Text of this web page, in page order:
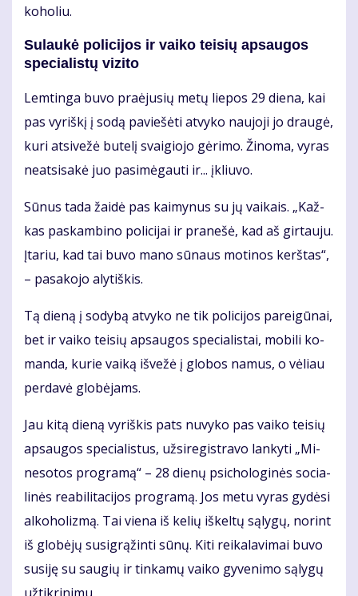
ko­ho­liu.
Su­lau­kė po­li­ci­jos ir vai­ko tei­sių ap­sau­gos
spe­cia­lis­tų vi­zi­to
Lem­tin­ga bu­vo pra­ėju­sių me­tų lie­pos 29 die­na, kai
pas vy­riš­kį į so­dą pa­vie­šė­ti at­vy­ko nau­jo­ji jo drau­gė,
ku­ri at­si­ve­žė bu­te­lį svai­gio­jo gė­ri­mo. Ži­no­ma, vy­ras
ne­at­si­sa­kė juo pa­si­mė­gau­ti ir... įkliu­vo.
Sū­nus ta­da žai­dė pas kai­my­nus su jų vai­kais. „Kaž­
kas pa­skam­bi­no po­li­ci­jai ir pra­ne­šė, kad aš gir­tau­ju.
Įta­riu, kad tai bu­vo ma­no sū­naus mo­ti­nos kerš­tas“,
– pa­sa­ko­jo aly­tiš­kis.
Tą die­ną į so­dy­bą at­vy­ko ne tik po­li­ci­jos pa­rei­gū­nai,
bet ir vai­ko tei­sių ap­sau­gos spe­cia­lis­tai, mo­bi­li ko­
man­da, ku­rie vai­ką iš­ve­žė į glo­bos na­mus, o vė­liau
per­da­vė glo­bė­jams.
Jau ki­tą die­ną vy­riš­kis pats nu­vy­ko pas vai­ko tei­sių
ap­sau­gos spe­cia­lis­tus, už­si­re­gist­ra­vo lan­ky­ti „Mi­
ne­so­tos pro­gra­mą“ – 28 die­nų psi­cho­lo­gi­nės so­cia­
li­nės re­a­bi­li­ta­ci­jos pro­gra­mą. Jos me­tu vy­ras gy­dė­si
al­ko­ho­liz­mą. Tai vie­na iš ke­lių iš­kel­tų są­ly­gų, no­rint
iš glo­bė­jų su­sig­rą­žin­ti sū­nų. Ki­ti rei­ka­la­vi­mai bu­vo
su­si­ję su sau­gių ir tin­ka­mų vai­ko gy­ve­ni­mo są­ly­gų